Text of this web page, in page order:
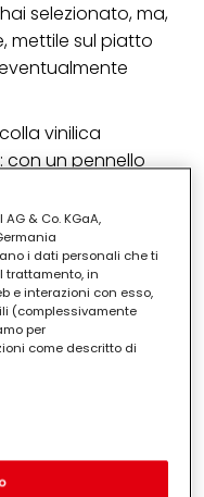
selezionato, ma,
mettile sul piatto
vinilica
un pennello
verso i contorni.
le grinze e le
colla che
umida.
l’effetto
un oggetto
& Co. KGaA,
i dati personali che ti
trattamento, in
e interazioni con esso,
(complessivamente
per
come descritto di
nostra Informativa sulla
utilizzeremo anche